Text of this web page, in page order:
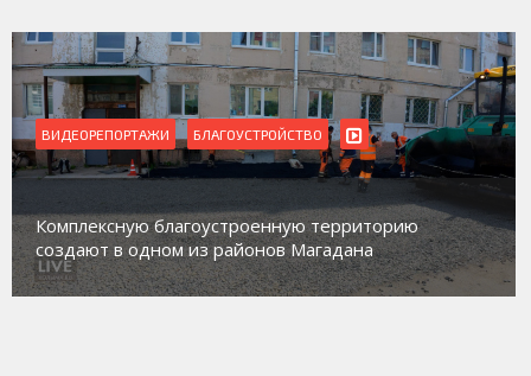
ВИДЕОРЕПОРТАЖИ БЛАГОУСТРОЙСТВО
Комплексную благоустроенную территорию
создают в одном из районов Магадана